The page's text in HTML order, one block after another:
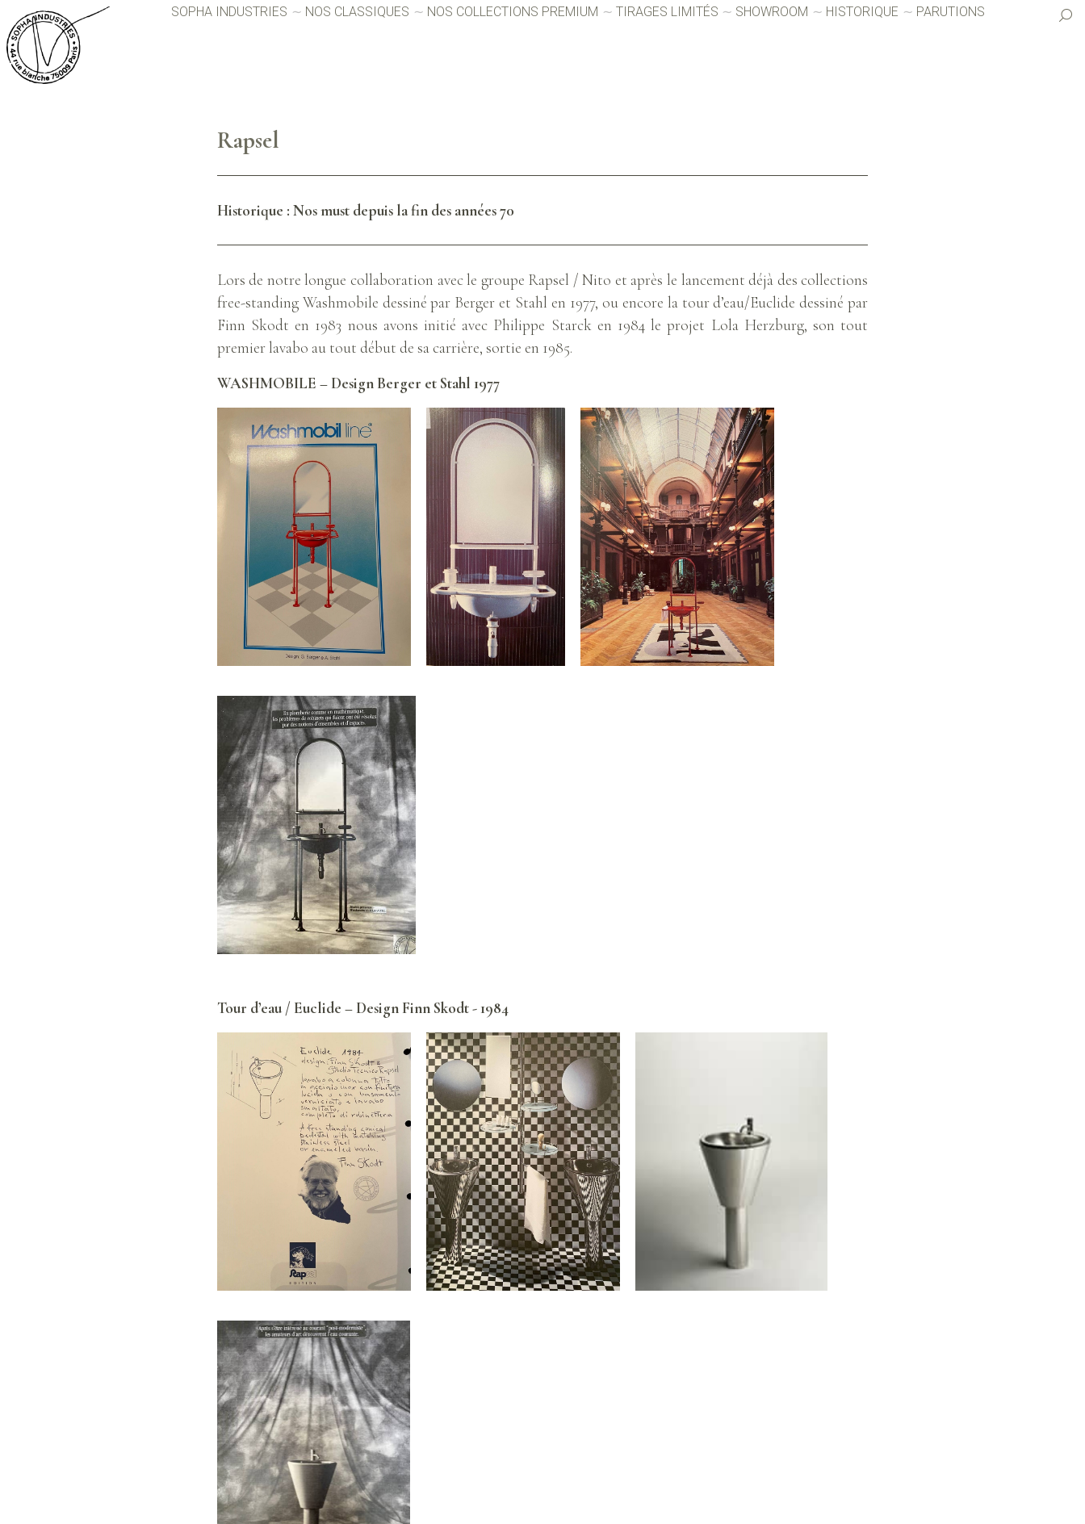
SOPHA INDUSTRIES NOS CLASSIQUES NOS COLLECTIONS PREMIUM TIRAGES LIMITÉS SHOWROOM HISTORIQUE PARUTIONS
Rapsel
Historique : Nos must depuis la fin des années 70
Lors de notre longue collaboration avec le groupe Rapsel / Nito et après le lancement déjà des collections
free-standing Washmobile dessiné par Berger et Stahl en 1977, ou encore la tour d’eau/Euclide dessiné par
Finn Skodt en 1983 nous avons initié avec Philippe Starck en 1984 le projet Lola Herzburg, son tout
premier lavabo au tout début de sa carrière, sortie en 1985.
WASHMOBILE – Design Berger et Stahl 1977
Tour d’eau / Euclide – Design Finn Skodt - 1984